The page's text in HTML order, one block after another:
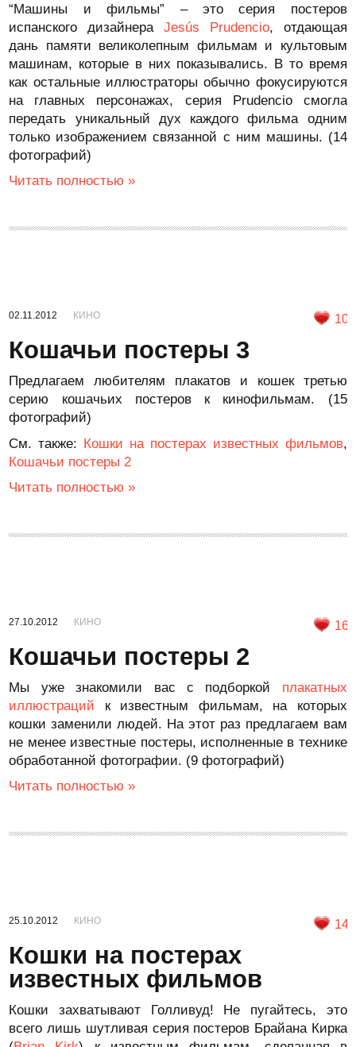
“Машины и фильмы” – это серия постеров
испанского дизайнера Jesús Prudencio, отдающая
дань памяти великолепным фильмам и культовым
машинам, которые в них показывались. В то время
как остальные иллюстраторы обычно фокусируются
на главных персонажах, серия Prudencio смогла
передать уникальный дух каждого фильма одним
только изображением связанной с ним машины. (14
фотографий)
Читать полностью »
02.11.2012 КИНО 10
Кошачьи постеры 3
Предлагаем любителям плакатов и кошек третью
серию кошачьих постеров к кинофильмам. (15
фотографий)
См. также: Кошки на постерах известных фильмов,
Кошачьи постеры 2
Читать полностью »
27.10.2012 КИНО 16
Кошачьи постеры 2
Мы уже знакомили вас с подборкой плакатных
иллюстраций к известным фильмам, на которых
кошки заменили людей. На этот раз предлагаем вам
не менее известные постеры, исполненные в технике
обработанной фотографии. (9 фотографий)
Читать полностью »
25.10.2012 КИНО 14
Кошки на постерах
известных фильмов
Кошки захватывают Голливуд! Не пугайтесь, это
всего лишь шутливая серия постеров Брайана Кирка